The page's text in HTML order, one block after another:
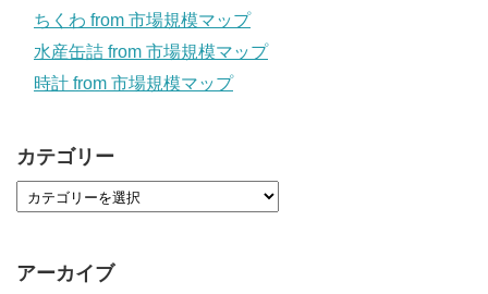
ちくわ from 市場規模マップ
水産缶詰 from 市場規模マップ
時計 from 市場規模マップ
カテゴリー
アーカイブ